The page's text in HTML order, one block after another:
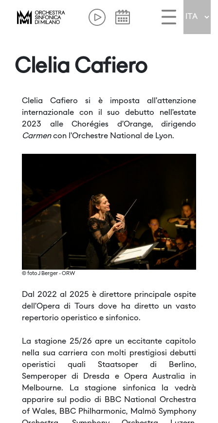
Clelia Cafiero
Clelia Cafiero si è imposta all’attenzione
internazionale con il suo debutto nell’estate
2023 alle Chorégies d’Orange, dirigendo
Carmencon l’Orchestre National de Lyon.
© foto J Berger - ORW
Dal 2022 al 2025 è direttore principale ospite
dell’Opera di Tours dove ha diretto un vasto
repertorio operistico e sinfonico.
La stagione 25/26 apre un eccitante capitolo
nella sua carriera con molti prestigiosi debutti
operistici quali Staatsoper di Berlino,
Semperoper di Dresda e Opera Australia in
Melbourne. La stagione sinfonica la vedrà
apparire sul podio di BBC National Orchestra
of Wales, BBC Philharmonic, Malmö Symphony